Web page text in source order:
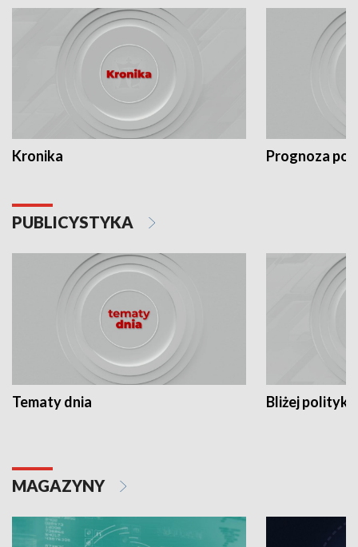
Kronika Prognoza
PUBLICYSTYKA
Tematy dnia Bliżej polityki
MAGAZYNY